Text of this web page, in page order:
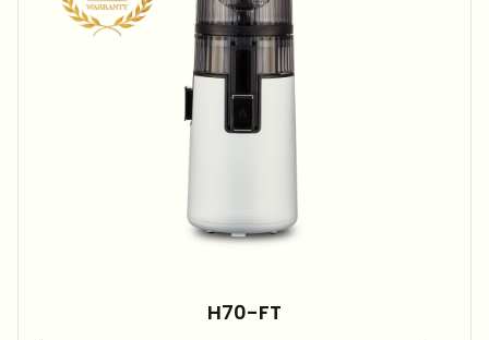
H70-FT